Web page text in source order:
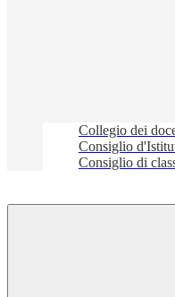
Collegio dei
Consiglio
Consiglio di